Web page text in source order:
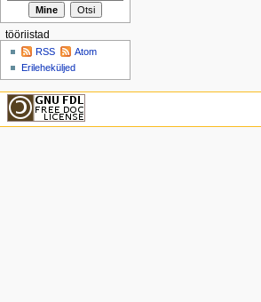
tööriistad
RSS
Atom
Erileheküljed